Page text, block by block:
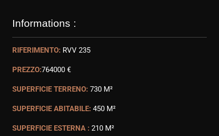
Informations :
RIFERIMENTO: RVV 235
PREZZO:764000 €
SUPERFICIE TERRENO: 730 M²
SUPERFICIE ABITABILE: 450 M²
SUPERFICIE ESTERNA : 210 M²